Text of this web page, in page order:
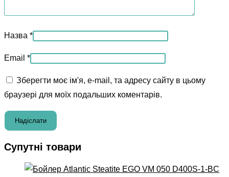
Назва *
Email *
Зберегти моє ім'я, e-mail, та адресу сайту в цьому
браузері для моїх подальших коментарів.
Супутні товари